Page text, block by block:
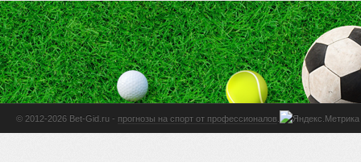
© 2012-2026 Bet-Gid.ru - прогнозы на спорт от профессионалов